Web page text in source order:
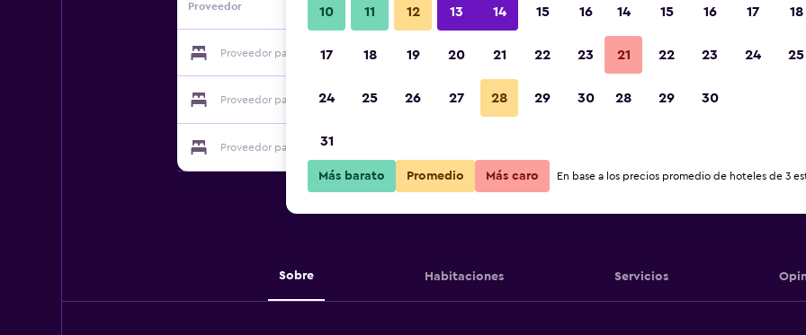
Proveedor
Proveedor para La Plaza Inn Ver precios
Proveedor para La Plaza Inn Ver precios
Proveedor para La Plaza Inn
Sobre Habitaciones Servicios
10 11 12 13 14 15 16
17 18 19 20 21 22 23
24 25 26 27 28 29 30
31
14 15 16 17 18
21 22 23 24 25
28 29 30
Más barato Promedio Más caro En base a los precios promedio de hoteles de 3